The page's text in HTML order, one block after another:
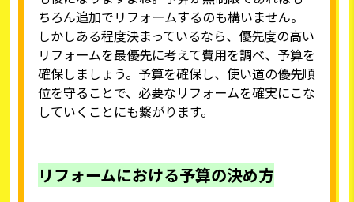
ちろん追加でリフォームするのも構いません。
しかしある程度決まっているなら、優先度の高い
リフォームを最優先に考えて費用を調べ、予算を
確保しましょう。予算を確保し、使い道の優先順
位を守ることで、必要なリフォームを確実にこな
していくことにも繋がります。
リフォームにおける予算の決め方